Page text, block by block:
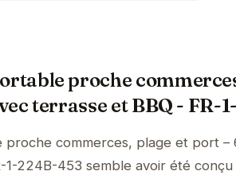
proche
terrasse et BBQ - FR-
commerces, plage et port –
1-224B-453 semble avoir été